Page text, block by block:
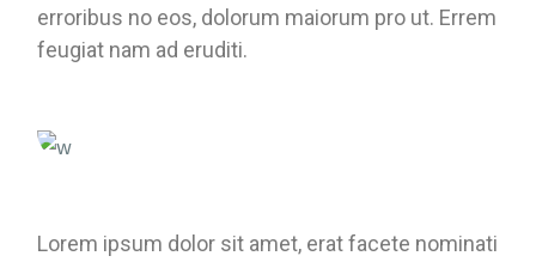
erroribus no eos, dolorum maiorum pro ut. Errem
feugiat nam ad eruditi.
Lorem ipsum dolor sit amet, erat facete nominati